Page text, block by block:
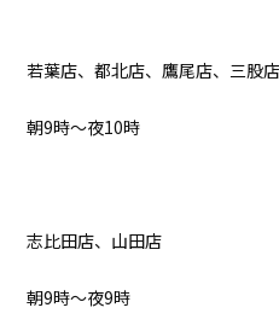
若葉店、都北店、鷹尾店、三股店
朝9時～夜10時
志比田店、山田店
朝9時～夜9時